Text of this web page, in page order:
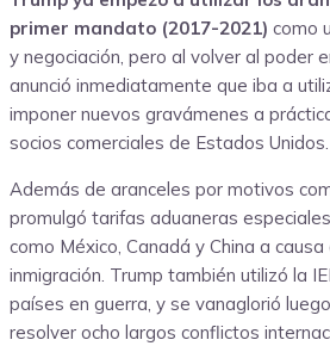
primer mandato (2017-2021) como
y negociación, pero al volver al poder
anunció inmediatamente que iba a
imponer nuevos gravámenes a
socios comerciales de Estados Unidos.
Además de aranceles por motivos
promulgó tarifas aduaneras
como México, Canadá y China a
inmigración. Trump también utilizó la
países en guerra, y se vanaglorió
resolver ocho largos conflictos